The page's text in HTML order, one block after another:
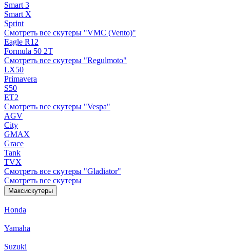
Smart 3
Smart X
Sprint
Смотреть все скутеры "VMC (Vento)"
Eagle R12
Formula 50 2Т
Смотреть все скутеры "Regulmoto"
LX50
Primavera
S50
ET2
Смотреть все скутеры "Vespa"
AGV
City
GMAX
Grace
Tank
TVX
Смотреть все скутеры "Gladiator"
Смотреть все скутеры
Максискутеры
Honda
Yamaha
Suzuki